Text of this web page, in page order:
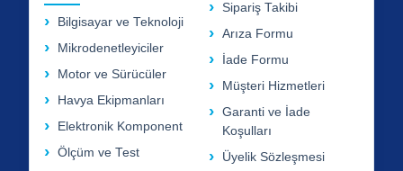
Bilgisayar ve Teknoloji
Mikrodenetleyiciler
Motor ve Sürücüler
Havya Ekipmanları
Elektronik Komponent
Ölçüm ve Test
Sipariş Takibi
Arıza Formu
İade Formu
Müşteri Hizmetleri
Garanti ve İade
Koşulları
Üyelik Sözleşmesi